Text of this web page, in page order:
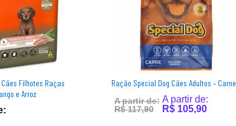
Cães Filhotes Raças
e Arroz
Ração Special Dog Cães Adultos – Carne
A partir de:
R$117,90
A partir de:
R$ 105,90